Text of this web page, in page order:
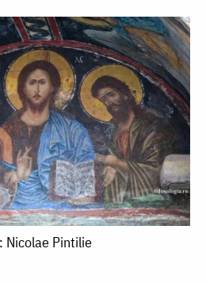
Nicolae Pintilie